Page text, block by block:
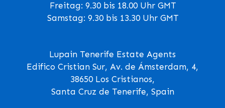
Freitag: 9.30 bis 18.00 Uhr GMT
Samstag: 9.30 bis 13.30 Uhr GMT
Lupain Tenerife Estate Agents
Edifico Cristian Sur, Av. de Ámsterdam, 4,
38650 Los Cristianos,
Santa Cruz de Tenerife, Spain